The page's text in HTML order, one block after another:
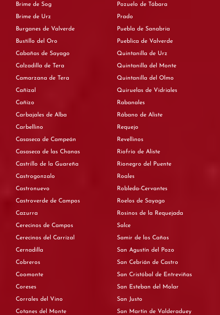
Brime de Sog
Brime de Urz
Burganes de Valverde
Bustillo del Oro
Cabañas de Sayago
Calzadilla de Tera
Camarzana de Tera
Cañizal
Cañizo
Carbajales de Alba
Carbellino
Casaseca de Campeán
Casaseca de las Chanas
Castrillo de la Guareña
Castrogonzalo
Castronuevo
Castroverde de Campos
Cazurra
Cerecinos de Campos
Cerecinos del Carrizal
Cernadilla
Cobreros
Coomonte
Coreses
Corrales del Vino
Cotanes del Monte
Pozuelo de Tábara
Prado
Puebla de Sanabria
Pueblica de Valverde
Quintanilla de Urz
Quintanilla del Monte
Quintanilla del Olmo
Quiruelas de Vidriales
Rabanales
Rábano de Aliste
Requejo
Revellinos
Riofrío de Aliste
Rionegro del Puente
Roales
Robleda-Cervantes
Roelos de Sayago
Rosinos de la Requejada
Salce
Samir de los Caños
San Agustín del Pozo
San Cebrián de Castro
San Cristóbal de Entreviñas
San Esteban del Molar
San Justo
San Martín de Valderaduey